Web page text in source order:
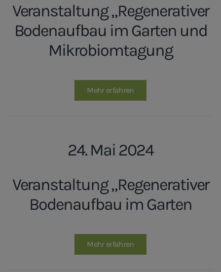
Veranstaltung „Regenerativer
Bodenaufbau im Garten und
Mikrobiomtagung
Mehr erfahren
24. Mai 2024
Veranstaltung „Regenerativer
Bodenaufbau im Garten
Mehr erfahren